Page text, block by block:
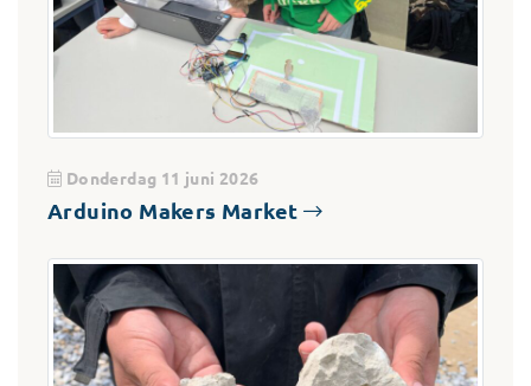
Donderdag 11 juni 2026
Arduino Makers Market